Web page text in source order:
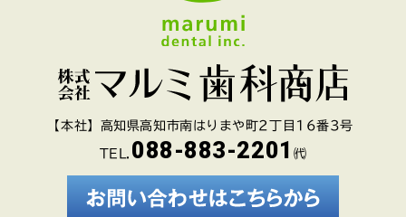
【本社】高知県高知市南はりまや町2丁目16番3号
TEL. 088-883-2201 ㈹